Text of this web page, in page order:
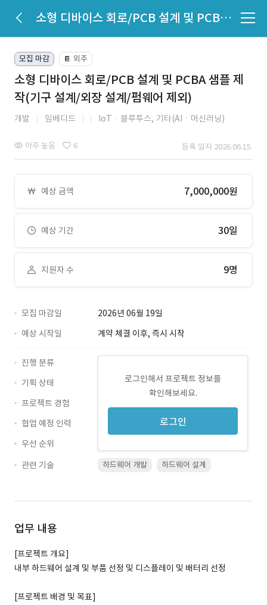
소형 디바이스 회로/PCB 설계 및 PCBA 샘플 제작(기구 설계/외장 설계/펌웨어 제외)
모집 마감 📔 외주
소형 디바이스 회로/PCB 설계 및 PCBA 샘플 제
작(기구 설계/외장 설계/펌웨어 제외)
개발 임베디드 IoTㆍ블루투스, 기타(AIㆍ머신러닝)
아주 높음 6 등록 일자 2026.06.15.
예상 금액 7,000,000원
예상 기간 30일
지원자 수 9명
모집 마감일
2026년 06월 19일
예상 시작일
계약 체결 이후, 즉시 시작
로그인해서 프로젝트 정보를
확인해보세요.
로그인
진행 분류
기획 상태
프로젝트 경험
협업 예정 인력
우선 순위
관련 기술
하드웨어 개발 하드웨어 설계
업무 내용
[프로젝트 개요]
내부 하드웨어 설계 및 부품 선정 및 디스플레이 및 배터리 선정
[프로젝트 배경 및 목표]